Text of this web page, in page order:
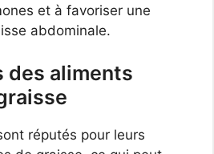
et à favoriser une
abdominale.
des aliments
réputés pour leurs